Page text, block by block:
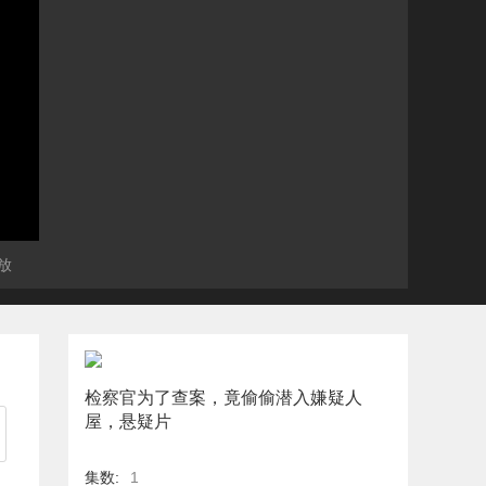
检察官为了查案，竟偷偷潜入嫌疑人
屋，悬疑片
集数: 1